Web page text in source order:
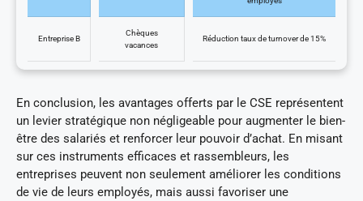
Entreprise B
Chèques
vacances
Réduction taux de turnover de 15%
En conclusion, les avantages offerts par le CSE représentent
un levier stratégique non négligeable pour augmenter le bien-
être des salariés et renforcer leur pouvoir d’achat. En misant
sur ces instruments efficaces et rassembleurs, les
entreprises peuvent non seulement améliorer les conditions
de vie de leurs employés, mais aussi favoriser une